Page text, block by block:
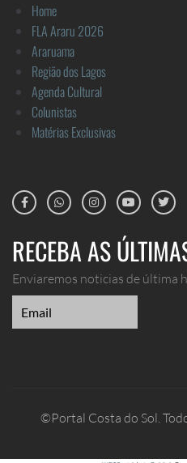
Home
FLA Araru 2026
Araruama
Região dos Lagos
Agenda Cultural
Colunistas
Matérias Exclusivas
RECEBA AS
Enviaremos noticias de última
©Portal Costa do Sol.